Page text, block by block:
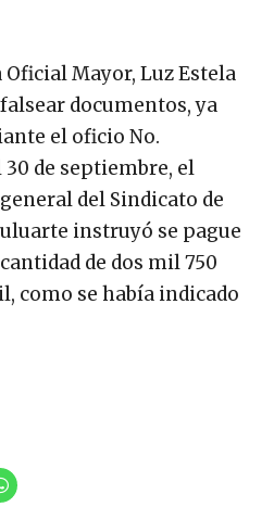
Mayor, Luz Estela
documentos, ya
el oficio No.
30 de septiembre, el
del Sindicato de
instruyó se pague
de dos mil 750
como se había indicado